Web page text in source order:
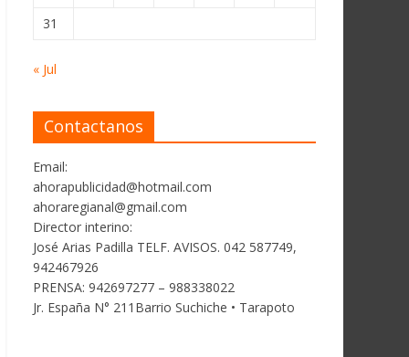
31
« Jul
Contactanos
Email:
ahorapublicidad@hotmail.com
ahoraregianal@gmail.com
Director interino:
José Arias Padilla TELF. AVISOS. 042 587749,
942467926
PRENSA: 942697277 – 988338022
Jr. España N° 211Barrio Suchiche • Tarapoto